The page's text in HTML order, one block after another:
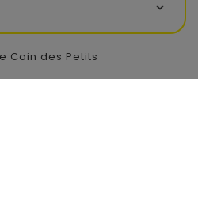

Coin des Petits